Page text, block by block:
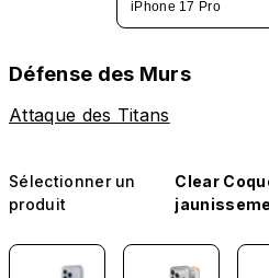
iPhone 17 Pro
Défense des Murs
Attaque des Titans
Sélectionner un
produit
Clear